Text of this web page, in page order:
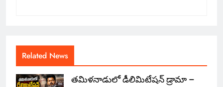
Related News
తమిళనాడులో డీలిమిటేషన్ డ్రామా –